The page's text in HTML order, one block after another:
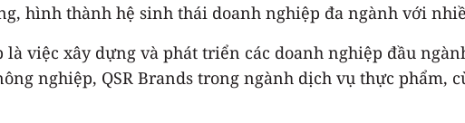
hình thành hệ sinh thái doanh nghiệp đa ngành với
việc xây dựng và phát triển các doanh nghiệp đầu
nghiệp, QSR Brands trong ngành dịch vụ thực phẩm,